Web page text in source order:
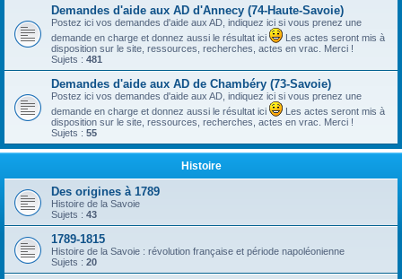
Demandes d'aide aux AD d'Annecy (74-Haute-Savoie)
Postez ici vos demandes d'aide aux AD, indiquez ici si vous prenez une
demande en charge et donnez aussi le résultat ici
Les actes seront mis à
disposition sur le site, ressources, recherches, actes en vrac. Merci !
Sujets : 481
Demandes d'aide aux AD de Chambéry (73-Savoie)
Postez ici vos demandes d'aide aux AD, indiquez ici si vous prenez une
demande en charge et donnez aussi le résultat ici
Les actes seront mis à
disposition sur le site, ressources, recherches, actes en vrac. Merci !
Sujets : 55
Histoire
Des origines à 1789
Histoire de la Savoie
Sujets : 43
1789-1815
Histoire de la Savoie : révolution française et période napoléonienne
Sujets : 20